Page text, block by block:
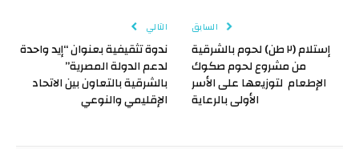
السابق
إستلام (٢ طن) لحوم بالشرقية
من مشروع لحوم صكوك
الإطعام لتوزيعها على الأسر
الأولى بالرعاية
التالي
ندوة تثقيفية بعنوان “إيد واحدة
لدعم الدولة المصرية”
بالشرقية بالتعاون بين الاتحاد
الإقليمي والنوعي